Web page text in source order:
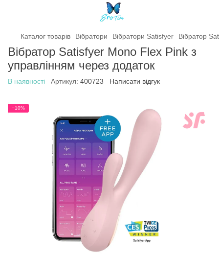
Каталог товарів Вібратори Вібратори Satisfyer Вібратор
Вібратор Satisfyer Mono Flex Pink з
управлінням через додаток
В наявності Артикул: 400723 Написати відгук
−10%